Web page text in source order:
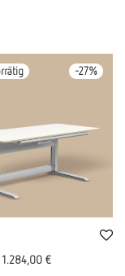
-27%
1.284,00 €